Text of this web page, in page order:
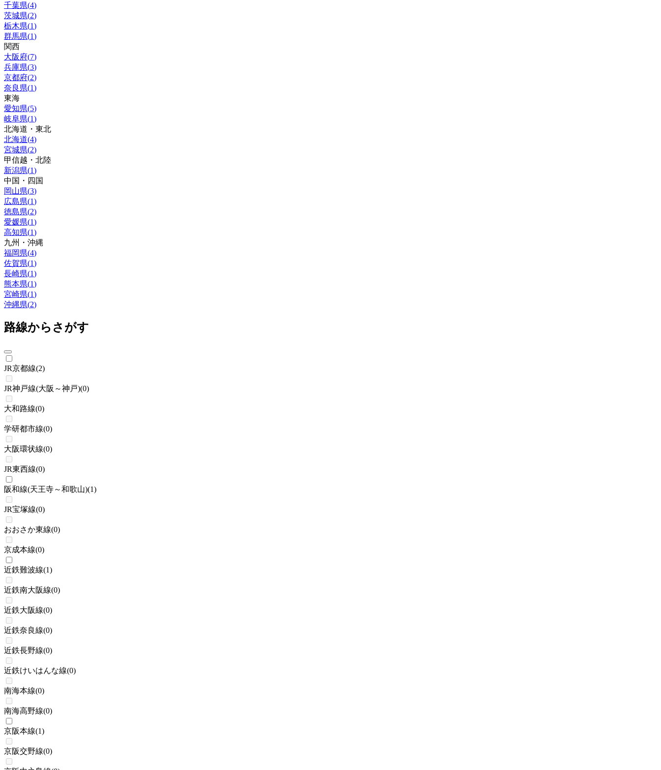
千葉県(4)
茨城県(2)
栃木県(1)
群馬県(1)
関西
大阪府(7)
兵庫県(3)
京都府(2)
奈良県(1)
東海
愛知県(5)
岐阜県(1)
北海道・東北
北海道(4)
宮城県(2)
甲信越・北陸
新潟県(1)
中国・四国
岡山県(3)
広島県(1)
徳島県(2)
愛媛県(1)
高知県(1)
九州・沖縄
福岡県(4)
佐賀県(1)
長崎県(1)
熊本県(1)
宮崎県(1)
沖縄県(2)
路線からさがす
JR京都線(2)
JR神戸線(大阪～神戸)(0)
大和路線(0)
学研都市線(0)
大阪環状線(0)
JR東西線(0)
阪和線(天王寺～和歌山)(1)
JR宝塚線(0)
おおさか東線(0)
京成本線(0)
近鉄難波線(1)
近鉄南大阪線(0)
近鉄大阪線(0)
近鉄奈良線(0)
近鉄長野線(0)
近鉄けいはんな線(0)
南海本線(0)
南海高野線(0)
京阪本線(1)
京阪交野線(0)